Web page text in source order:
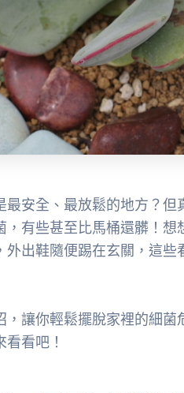
最安全、最放鬆的地方？
有些甚至比馬桶還髒！
外出鞋隨便踢在玄關，這
，讓你輕鬆擺脫家裡的細
看吧！